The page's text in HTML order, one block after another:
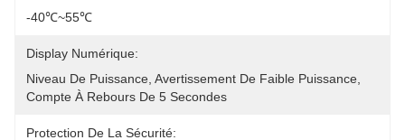
-40℃~55℃
Display Numérique:
Niveau De Puissance, Avertissement De Faible Puissance,
Compte À Rebours De 5 Secondes
Protection De La Sécurité: